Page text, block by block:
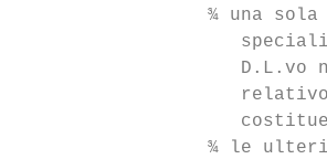
¾ una
D.L.vo
¾ le